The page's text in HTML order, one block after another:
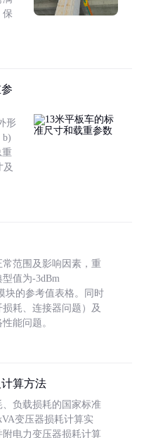
保
形
b)
重
范围及影响因素，重
值为-3dBm
块的参考值表格。同时
耗、连接器问题）及
能问题。
算方法
负载损耗的国家标准
变压器损耗计算实
电力变压器损耗计算